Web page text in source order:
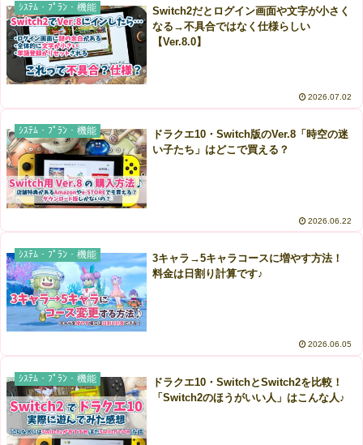
ｼｽﾃﾑ・ﾌﾟﾗﾝ・機能
Switch2だとログイン画面や文字が小さく
なる→不具合ではなく仕様らしい
【Ver.8.0】
2026.07.02
ｼｽﾃﾑ・ﾌﾟﾗﾝ・機能
ドラクエ10・Switch版のVer.8「時空の迷
い子たち」はどこで買える？
2026.06.22
ｼｽﾃﾑ・ﾌﾟﾗﾝ・機能
3キャラ→5キャラコースに増やす方法！
料金は日割り計算です♪
2026.06.05
ｼｽﾃﾑ・ﾌﾟﾗﾝ・機能
ドラクエ10・SwitchとSwitch2を比較！
「Switch2のほうがいい人」はこんな人♪